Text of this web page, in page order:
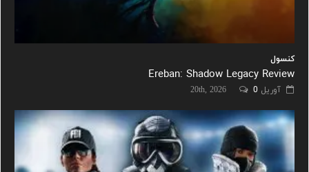
کنسول
Ereban: Shadow Legacy Review
آوریل 20th, 2026 0